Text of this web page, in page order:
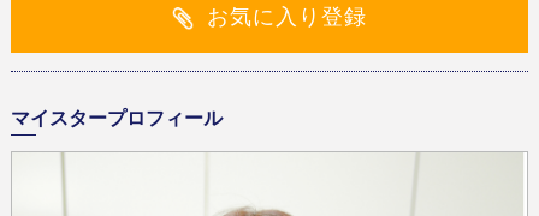
お気に入り登録
マイスタープロフィール